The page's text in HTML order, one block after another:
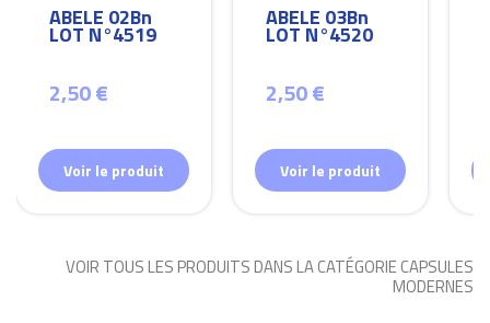
ABELE 02Bn
LOT N°4519
2,50 €
Voir le produit
ABELE 03Bn
LOT N°4520
2,50 €
Voir le produit
VOIR TOUS LES PRODUITS DANS LA CATÉGORIE CAPSULES
MODERNES